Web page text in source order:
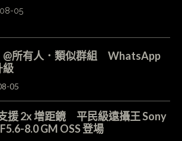
05
@所有人．類似群組 WhatsApp
級
05
援 2x 增距鏡 平民級遠攝王 Sony
8.0 GM OSS 登場